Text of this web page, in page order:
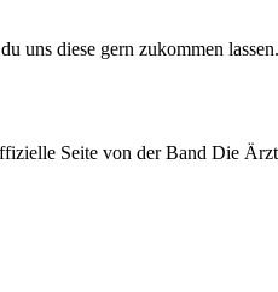
uns diese gern zukommen
Seite von der Band Die